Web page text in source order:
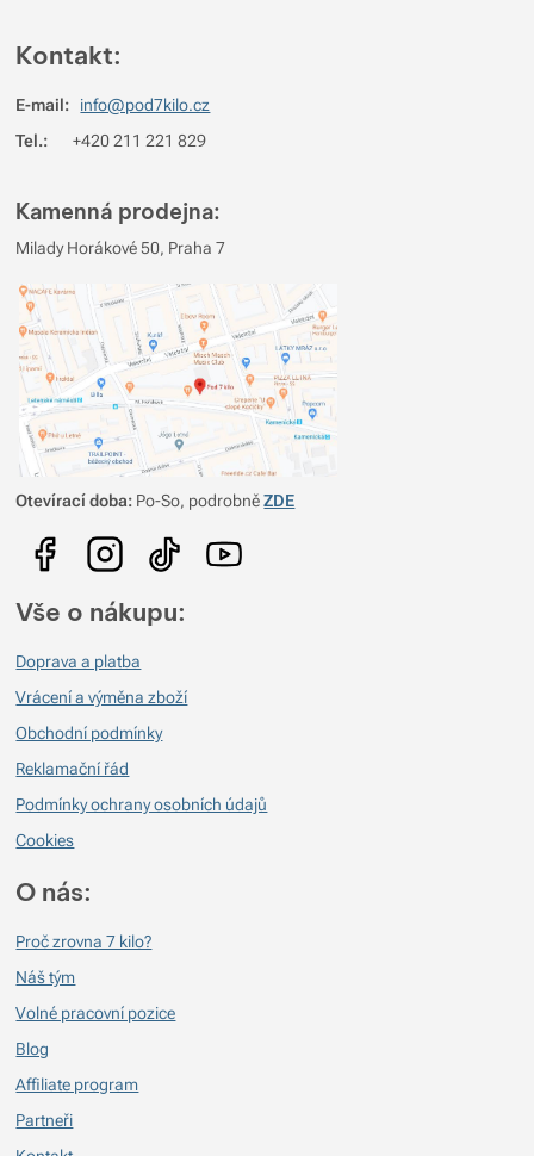
Kontakt:
E-mail:
info@pod7kilo.cz
Tel.: +420 211 221 829
Kamenná prodejna:
Milady Horákové 50, Praha 7
Otevírací doba: Po-So, podrobněZDE
Vše o nákupu:
Doprava a platba
Vrácení a výměna zboží
Obchodní podmínky
Reklamační řád
Podmínky ochrany osobních údajů
Cookies
O nás:
Proč zrovna 7 kilo?
Náš tým
Volné pracovní pozice
Blog
Affiliate program
Partneři